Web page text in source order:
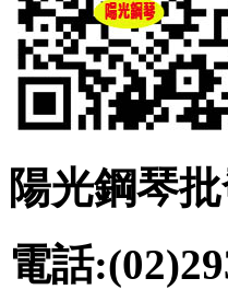
陽光鋼琴
電話